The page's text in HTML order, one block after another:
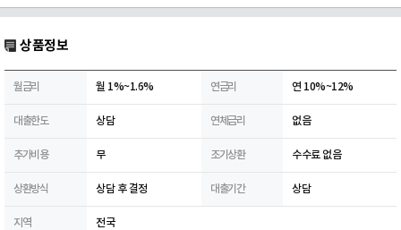
상품정보
월금리 월 1%~1.6% 연금리 연 10%~12%
대출한도 상담 연체금리 없음
추가비용 무 조기상환 수수료 없음
상환방식 상담 후 결정 대출기간 상담
지역 전국